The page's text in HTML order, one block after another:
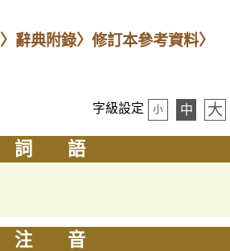
辭典附錄〉修訂本參考資料〉
字級設定 小 中 大
詞 語
注 音